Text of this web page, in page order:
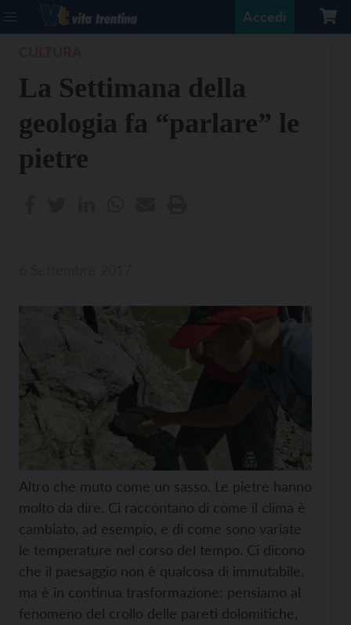
Accedi
La Settimana della
geologia fa “parlare” le
pietre
Altro che muto come un sasso. Le pietre hanno
molto da dire. Ci raccontano di come il clima è
cambiato, ad esempio, e di come sono variate
le temperature nel corso del tempo. Ci dicono
che il paesaggio non è qualcosa di immutabile,
ma è in continua trasformazione: pensiamo al
fenomeno del crollo delle pareti dolomitiche,